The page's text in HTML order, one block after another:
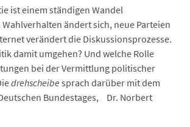
ist einem ständigen Wandel
ändert sich, neue Parteien
verändert die Diskussionsprozesse.
damit umgehen? Und welche Rolle
bei der Vermittlung politischer
drehscheibe sprach darüber mit dem
Bundestages, Dr. Norbert